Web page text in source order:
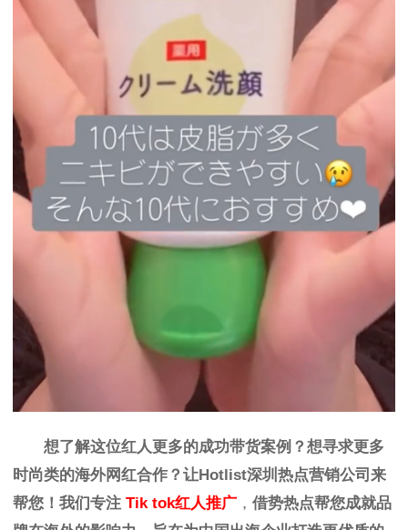
想了解这位红人更多的成功带货案例？想寻求更多
时尚类的海外网红合作？让Hotlist深圳热点营销公司来
帮您！我们专注 Tik tok红人推广 ， 借势热点帮您成就品